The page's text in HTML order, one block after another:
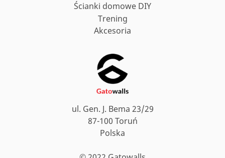
ul. Gen. J. Bema 23/29
87-100 Toruń
Polska
Ścianki domowe DIY
Trening
Akcesoria